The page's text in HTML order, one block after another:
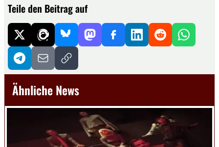
Teile den Beitrag auf
Ähnliche News